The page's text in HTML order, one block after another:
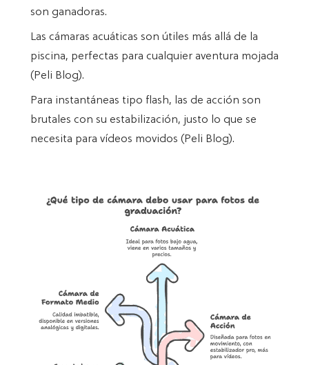
son ganadoras.
Las cámaras acuáticas son útiles más allá de la
piscina, perfectas para cualquier aventura mojada
(Peli Blog).
Para instantáneas tipo flash, las de acción son
brutales con su estabilización, justo lo que se
necesita para vídeos movidos (Peli Blog).